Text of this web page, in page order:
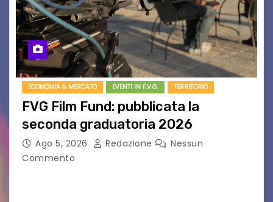
ECONOMIA & MERCATO EVENTI IN F.V.G. TERRITORIO
FVG Film Fund: pubblicata la
seconda graduatoria 2026
Ago 5, 2026 Redazione
Nessun
Commento